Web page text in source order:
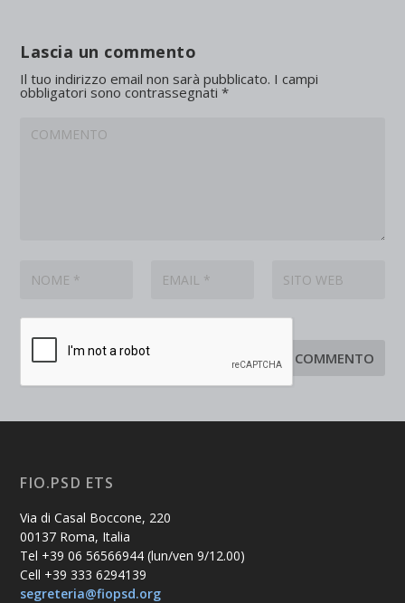
Lascia un commento
Il tuo indirizzo email non sarà pubblicato. I campi
obbligatori sono contrassegnati*
FIO.PSD ETS
Via di Casal Boccone, 220
00137 Roma, Italia
Tel +39 06 56566944 (lun/ven 9/12.00)
Cell +39 333 6294139
segreteria@fiopsd.org